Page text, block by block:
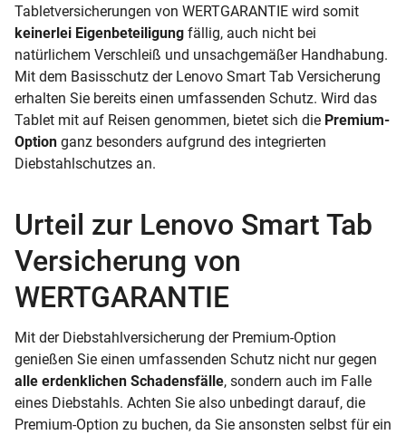
Tabletversicherungen von WERTGARANTIE wird somit
keinerlei Eigenbeteiligung fällig, auch nicht bei
natürlichem Verschleiß und unsachgemäßer Handhabung.
Mit dem Basisschutz der Lenovo Smart Tab Versicherung
erhalten Sie bereits einen umfassenden Schutz. Wird das
Tablet mit auf Reisen genommen, bietet sich die Premium-
Option ganz besonders aufgrund des integrierten
Diebstahlschutzes an.
Urteil zur Lenovo Smart Tab
Versicherung von
WERTGARANTIE
Mit der Diebstahlversicherung der Premium-Option
genießen Sie einen umfassenden Schutz nicht nur gegen
alle erdenklichen Schadensfälle, sondern auch im Falle
eines Diebstahls. Achten Sie also unbedingt darauf, die
Premium-Option zu buchen, da Sie ansonsten selbst für ein